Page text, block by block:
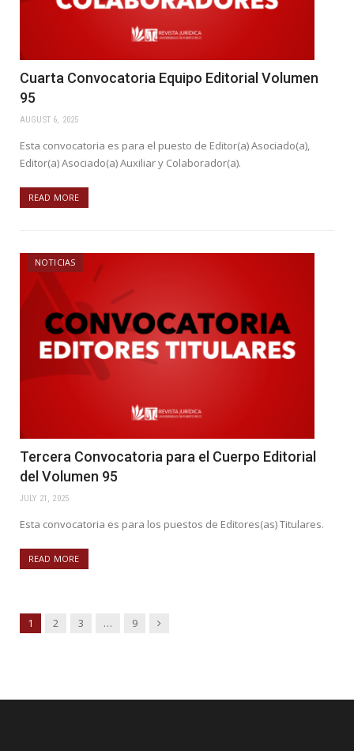
Cuarta Convocatoria Equipo Editorial Volumen
95
AUGUST 6, 2025
Esta convocatoria es para el puesto de Editor(a) Asociado(a),
Editor(a) Asociado(a) Auxiliar y Colaborador(a).
READ MORE
NOTICIAS
Tercera Convocatoria para el Cuerpo Editorial
del Volumen 95
JULY 21, 2025
Esta convocatoria es para los puestos de Editores(as) Titulares.
READ MORE
1 2 3 … 9 Next